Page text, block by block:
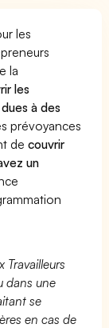
les
la
les
à des
prévoyances
decouvrir
un
Travailleurs
dans une
se
en cas de